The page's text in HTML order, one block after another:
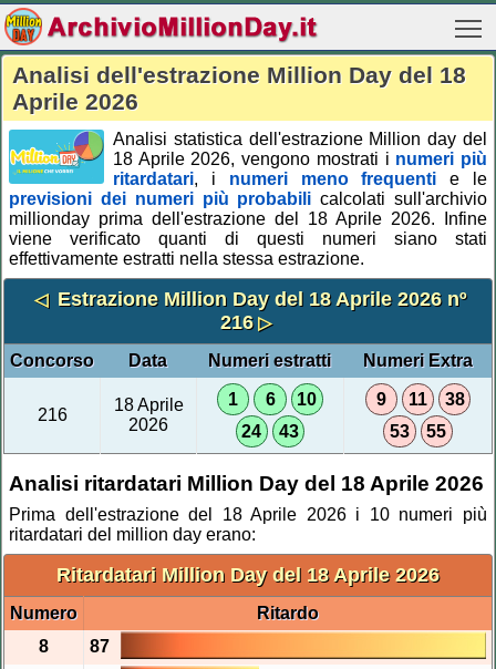
Analisi dell'estrazione Million Day del 18
Aprile 2026
Analisi statistica dell'estrazione Million day del
18 Aprile 2026, vengono mostrati i numeri più
ritardatari, i numeri meno frequenti e le
previsioni dei numeri più probabili calcolati sull'archivio
millionday prima dell'estrazione del 18 Aprile 2026. Infine
viene verificato quanti di questi numeri siano stati
effettivamente estratti nella stessa estrazione.
◁ Estrazione Million Day del 18 Aprile 2026 nº
216▷
Concorso
Data Numeri estratti Numeri Extra
216
18 Aprile
2026
1 6
10
24
43
9 11
38
53
55
Analisi ritardatari Million Day del 18 Aprile 2026
Prima dell'estrazione del 18 Aprile 2026 i 10 numeri più
ritardatari del million day erano:
Ritardatari Million Day del 18 Aprile 2026
Numero
Ritardo
8
87